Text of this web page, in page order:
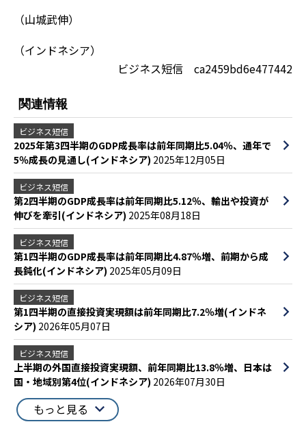
（山城武伸）
（インドネシア）
ビジネス短信 ca2459bd6e477442
関連情報
ビジネス短信
2025年第3四半期のGDP成長率は前年同期比5.04％、通年で
5％成長の見通し(インドネシア) 2025年12月05日
ビジネス短信
第2四半期のGDP成長率は前年同期比5.12％、輸出や投資が
伸びを牽引(インドネシア) 2025年08月18日
ビジネス短信
第1四半期のGDP成長率は前年同期比4.87％増、前期から成
長鈍化(インドネシア) 2025年05月09日
ビジネス短信
第1四半期の直接投資実現額は前年同期比7.2％増(インドネ
シア) 2026年05月07日
ビジネス短信
上半期の外国直接投資実現額、前年同期比13.8％増、日本は
国・地域別第4位(インドネシア) 2026年07月30日
もっと見る